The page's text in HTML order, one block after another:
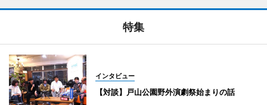
特集
インタビュー
【対談】戸山公園野外演劇祭始まりの話